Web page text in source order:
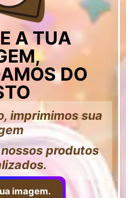
A TUA
DO
imprimimos sua
produtos
imagem.